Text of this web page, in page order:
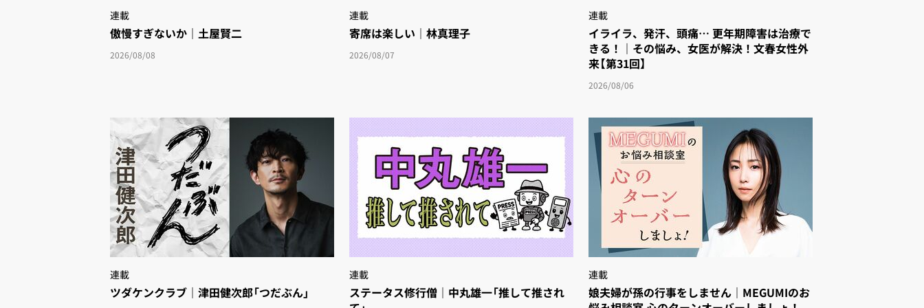
連載
傲慢すぎないか｜土屋賢二
2026/08/08
連載
寄席は楽しい｜林真理子
2026/08/07
連載
イライラ、発汗、頭痛… 更年期障害は治療で
きる！｜その悩み、女医が解決！文春女性外
来【第31回】
2026/08/06
連載
ツダケンクラブ｜津田健次郎「つだぶん」
連載
ステータス修行僧｜中丸雄一「推して推され
連載
娘夫婦が孫の行事をしません｜MEGUMIのお